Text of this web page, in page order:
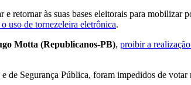
retornar às suas bases eleitorais para mobilizar
uso de tornezeleira eletrônica.
Motta (Republicanos-PB), proibir a
Segurança Pública, foram impedidos de